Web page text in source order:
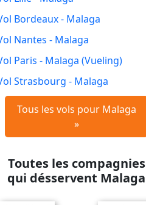
Bordeaux - Malaga
Nantes - Malaga
Paris - Malaga (Vueling)
Strasbourg - Malaga
Tous les vols pour Malaga
»
Toutes les compagnies
qui désservent Malaga